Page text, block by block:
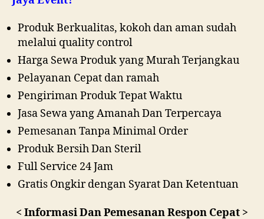
Produk Berkualitas, kokoh dan aman sudah
melalui quality control
Harga Sewa Produk yang Murah Terjangkau
Pelayanan Cepat dan ramah
Pengiriman Produk Tepat Waktu
Jasa Sewa yang Amanah Dan Terpercaya
Pemesanan Tanpa Minimal Order
Produk Bersih Dan Steril
Full Service 24 Jam
Gratis Ongkir dengan Syarat Dan Ketentuan
< Informasi Dan Pemesanan Respon Cepat >